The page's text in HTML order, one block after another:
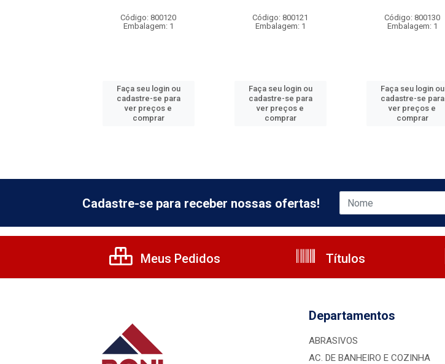
Código: 800120
Embalagem: 1
Faça seu login ou
cadastre-se para
ver preços e
comprar
Código: 800121
Embalagem: 1
Faça seu login ou
cadastre-se para
ver preços e
comprar
Código: 800130
Embalagem: 1
Faça seu login ou
cadastre-se para
ver preços e
comprar
Cadastre-se para receber nossas ofertas!
Meus Pedidos Títulos
Departamentos
ABRASIVOS
AC. DE BANHEIRO E COZINHA